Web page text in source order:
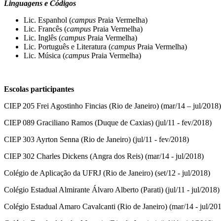
Linguagens e Códigos
Lic. Espanhol (campus Praia Vermelha)
Lic. Francês (campus Praia Vermelha)
Lic. Inglês (campus Praia Vermelha)
Lic. Português e Literatura (campus Praia Vermelha)
Lic. Música (campus Praia Vermelha)
Escolas participantes
CIEP 205 Frei Agostinho Fincias (Rio de Janeiro) (mar/14 – jul/2018)
CIEP 089 Graciliano Ramos (Duque de Caxias) (jul/11 - fev/2018)
CIEP 303 Ayrton Senna (Rio de Janeiro) (jul/11 - fev/2018)
CIEP 302 Charles Dickens (Angra dos Reis) (mar/14 - jul/2018)
Colégio de Aplicação da UFRJ (Rio de Janeiro) (set/12 - jul/2018)
Colégio Estadual Almirante Álvaro Alberto (Parati) (jul/11 - jul/2018)
Colégio Estadual Amaro Cavalcanti (Rio de Janeiro) (mar/14 - jul/